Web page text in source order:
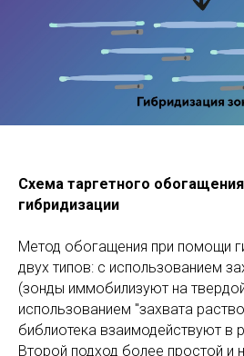
Схема таргетного
гибридизации
Метод обогащения при помощи
двух типов: с использованием
(зонды иммобилизуют на
использованием "захвата
библиотека взаимодействуют в
Второй подход более простой и